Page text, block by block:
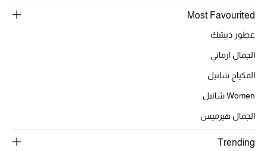
الحب للمحلي
الملابس الرياضية النسائية
تشكيلة الأعراس
Most Favourited
عطور ديبتيك
الجمال ارماني
المكياج شانيل
Women شانيل
الجمال هيرميس
Trending